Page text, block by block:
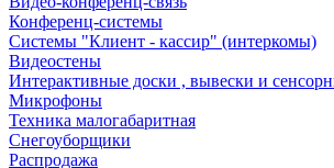
Конференц-системы
Системы "Клиент - кассир" (интеркомы)
Видеостены
Интерактивные доски , вывески и
Микрофоны
Техника малогабаритная
Снегоуборщики
Распродажа